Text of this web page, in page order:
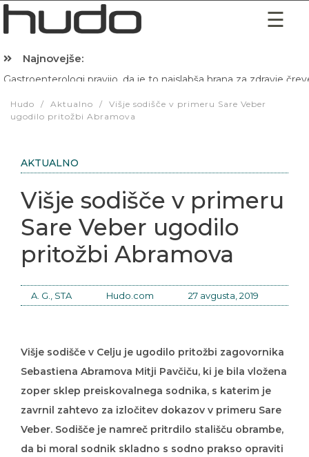
Najnovejše:
Hudo / Aktualno /
Višje sodišče v primeru Sare Veber
ugodilo pritožbi Abramova
AKTUALNO
Višje sodišče v primeru
Sare Veber ugodilo
pritožbi Abramova
A. G., STA Hudo.com 27 avgusta, 2019
Višje sodišče v Celju je ugodilo pritožbi zagovornika
Sebastiena Abramova Mitji Pavčiču, ki je bila vložena
zoper sklep preiskovalnega sodnika, s katerim je
zavrnil zahtevo za izločitev dokazov v primeru Sare
Veber. Sodišče je namreč pritrdilo stališču obrambe,
da bi moral sodnik skladno s sodno prakso opraviti